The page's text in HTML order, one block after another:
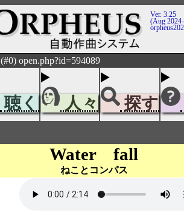
Ver. 3.25
(Aug
(#0) open.php?id=594089
聴く 人々 探す
Water fall
ねことコンパス